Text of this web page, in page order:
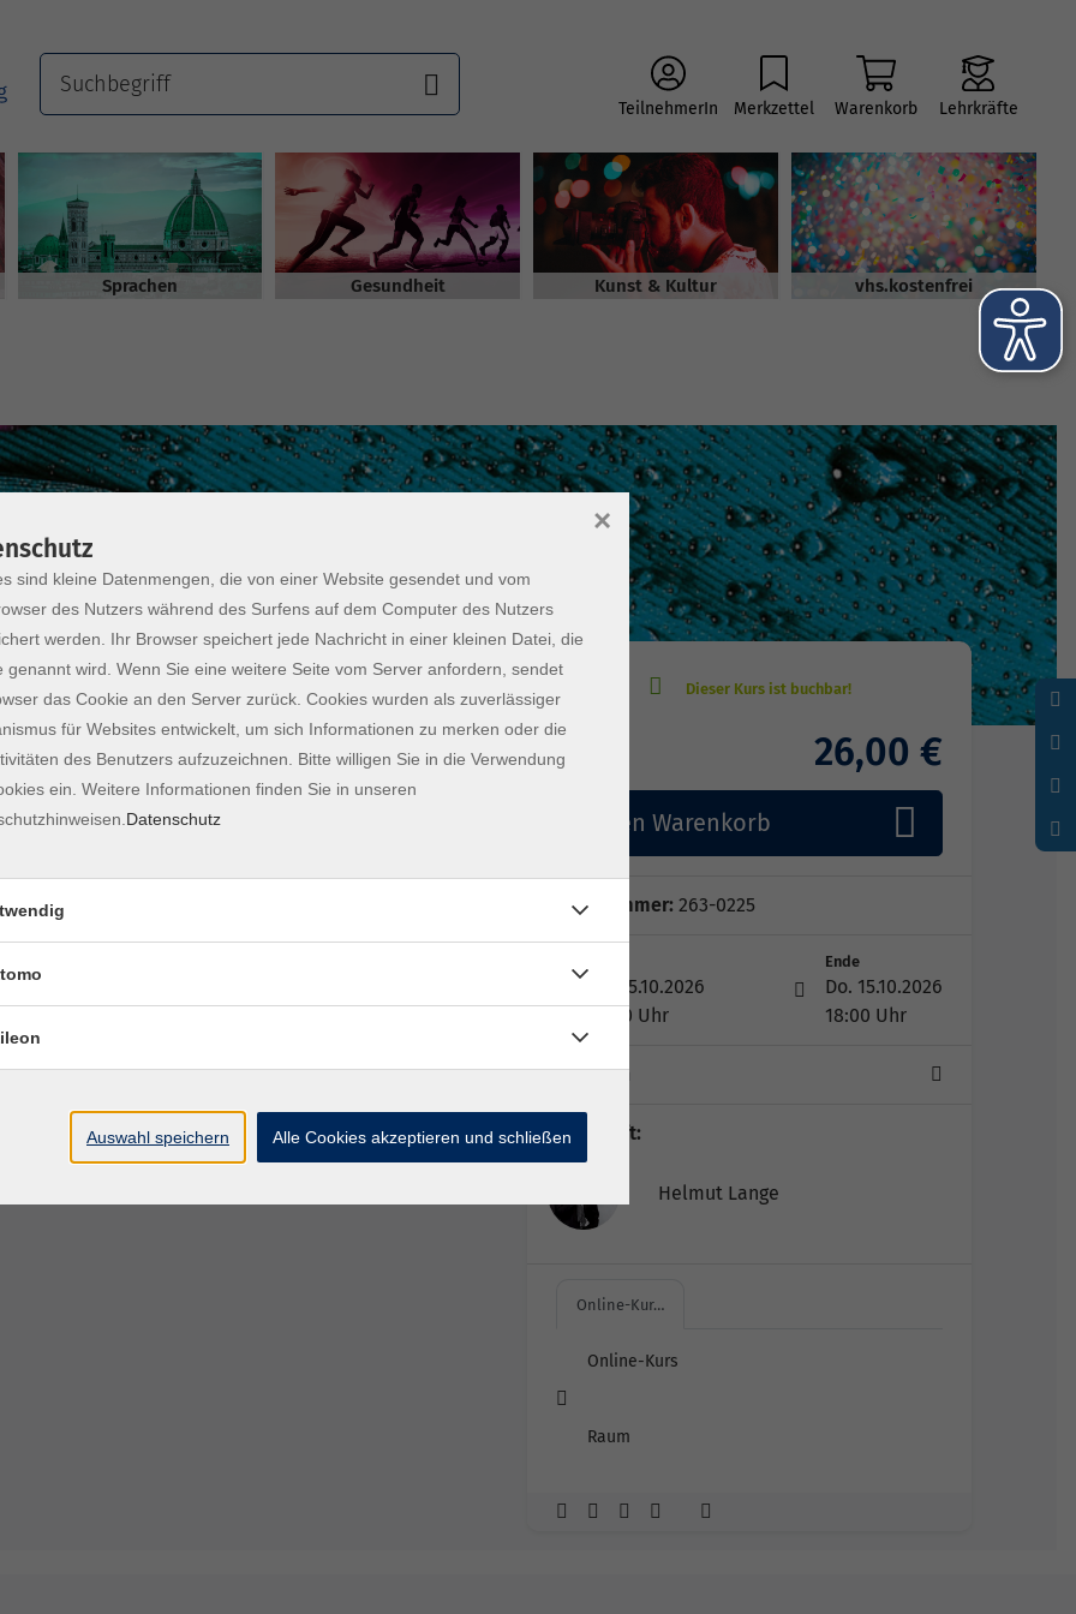
TeilnehmerIn Merkzettel Warenkorb Lehrkräfte
Sprachen Gesundheit Kunst & Kultur vhs.kostenfrei
(für Schüler) -
können? Und dabei noch Spaß haben? Die
nur schneller zu erfassen, sondern auch
wird auf ein Minimum reduziert.
hat zum Thema "Vokabeln lernen" mehrere
Lernstrategien den Weg zu
Helmut Lange zeigt Ihnen die besten
Gebühr 26,00 €
In den Warenkorb
Kursnummer: 263-0225
Do. 15.10.2026
16:00 Uhr
Ende
Do. 15.10.2026
18:00 Uhr
1 Termin
Lehrkraft:
Helmut Lange
Online-Kur…
Online-Kurs
Raum
sind kleine Datenmengen, die von einer Website gesendet und vom
des Nutzers während des Surfens auf dem Computer des Nutzers
werden. Ihr Browser speichert jede Nachricht in einer kleinen Datei, die
genannt wird. Wenn Sie eine weitere Seite vom Server anfordern, sendet
das Cookie an den Server zurück. Cookies wurden als zuverlässiger
für Websites entwickelt, um sich Informationen zu merken oder die
des Benutzers aufzuzeichnen. Bitte willigen Sie in die Verwendung
ein. Weitere Informationen finden Sie in unseren
Datenschutz
×
Auswahl speichern Alle Cookies akzeptieren und schließen